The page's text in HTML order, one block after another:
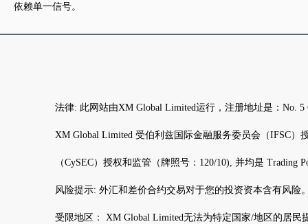
依赖单一信号。
法律: 此网站由XM Global Limited运行，注册地址是：No.
XM Global Limited 受伯利兹国际金融服务委员会（IFSC）
（CySEC）授权和监管（牌照号：120/10), 并均是 Trading
风险提示: 外汇和差价合约交易对于您的投资资本含有风险
受限地区： XM Global Limited无法为特定国家/地区的居